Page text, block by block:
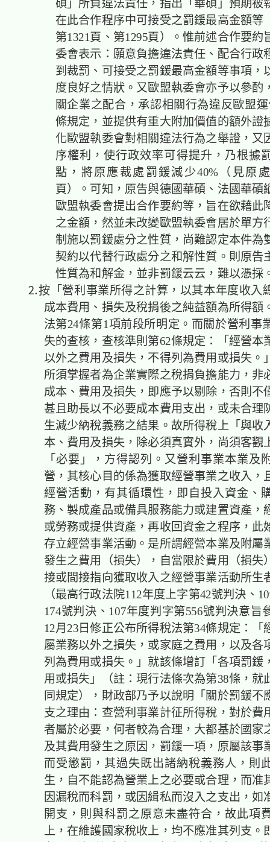
碩」所負違法責任，指出「華碩」預期被
在此合作程序中可接受之罰鍰最高金額等
第1321頁、第1295頁）。惟前述合作要約
委會表示：願意負擔違法責任、配合行政
到裁罰、可接受之罰鍰最高金額等事項，
度良好之情狀。又歐盟執委會亦予以參酌
關企業之配合，承認相關行為違反歐盟
條規定，並提供有重大附加價值的額外證
化歐盟執委會對相關違法行為之舉證，又
序權利，使行政效率可得提升，乃根據
點，將原應裁處罰鍰減少40%（見原
頁）。可知，原告與德國華碩、法國華碩
歐盟執委會提出合作要約等，旨在欲藉此
之金額，然並未改變歐盟執委會居於單方
制施以罰鍰處分之性質，尚難認定本件為
契約以代替行政處分之和解性質。則原告
性質為和解金，並非罰鍰云云，難以憑採
⒉按「營利事業所得之計算，以其本年度收入
成本費用、損失及稅捐後之純益額為所得額
法第24條第1項前段所明定。而關於營利事
失的查核，查核準則第62條規定：「經營本
以外之費用及損失，不得列為費用或損失。
所須掌握者為企業實際之稅捐負擔能力，非
成本、費用及損失，即應予以剔除，否則不
甚且助長以不必要成本費用支出，或未合理
生減少納稅義務之結果。故所得稅上「與收
本、費用及損失，除必須真實外，尚須客觀
「必要」，方得認列。又營利事業本業及
營，其核心目的係為獲取經營事業之收入，
經營活動，有其循環性，即自投入資金、
務、製成產品或備具服務能力或建置資產，
或勞務或提供資產，再收回資金之程序，此
存立經營事業活動。是所謂經營本業及附屬
發生之費用（損失），自當限於費用（損失
接或間接指向獲取收入之經營事業活動所生
（最高行政法院112年度上字第42號判決、
174號判決、107年度判字第556號判決意旨
12月23日修正公布所得稅法第34條規定：「
屬業務以外之損失，或家庭之費用，以及各
列為費用或損失。」就該條增訂「各項罰鍰
用或損失」（註：現行法條次為第38條，就
同規定），財政部乃予以說明「關於罰鍰不
支之理由：查營利事業計征所得稅，對於費
者屬於必要，何者較為合理，大都基於國家
及其費用發生之原因，罰鍰一項，原屬該事
而受懲罰，其過失既出諸納稅義務人，則
生，自不能認為營業上之必要或合理，而准
因漏稅而科罰，或因緝私而沒入之支出，如
開支，則與科罰之原意未盡符合，故此項
上，在維護國家稅收上，均不應准其列支。